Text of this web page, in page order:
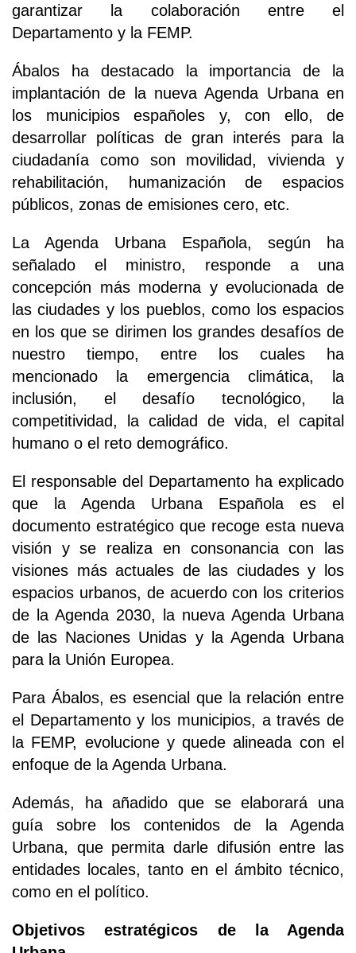
garantizar la colaboración entre el
Departamento y la FEMP.
Ábalos ha destacado la importancia de la
implantación de la nueva Agenda Urbana en
los municipios españoles y, con ello, de
desarrollar políticas de gran interés para la
ciudadanía como son movilidad, vivienda y
rehabilitación, humanización de espacios
públicos, zonas de emisiones cero, etc.
La Agenda Urbana Española, según ha
señalado el ministro, responde a una
concepción más moderna y evolucionada de
las ciudades y los pueblos, como los espacios
en los que se dirimen los grandes desafíos de
nuestro tiempo, entre los cuales ha
mencionado la emergencia climática, la
inclusión, el desafío tecnológico, la
competitividad, la calidad de vida, el capital
humano o el reto demográfico.
El responsable del Departamento ha explicado
que la Agenda Urbana Española es el
documento estratégico que recoge esta nueva
visión y se realiza en consonancia con las
visiones más actuales de las ciudades y los
espacios urbanos, de acuerdo con los criterios
de la Agenda 2030, la nueva Agenda Urbana
de las Naciones Unidas y la Agenda Urbana
para la Unión Europea.
Para Ábalos, es esencial que la relación entre
el Departamento y los municipios, a través de
la FEMP, evolucione y quede alineada con el
enfoque de la Agenda Urbana.
Además, ha añadido que se elaborará una
guía sobre los contenidos de la Agenda
Urbana, que permita darle difusión entre las
entidades locales, tanto en el ámbito técnico,
como en el político.
Objetivos estratégicos de la Agenda